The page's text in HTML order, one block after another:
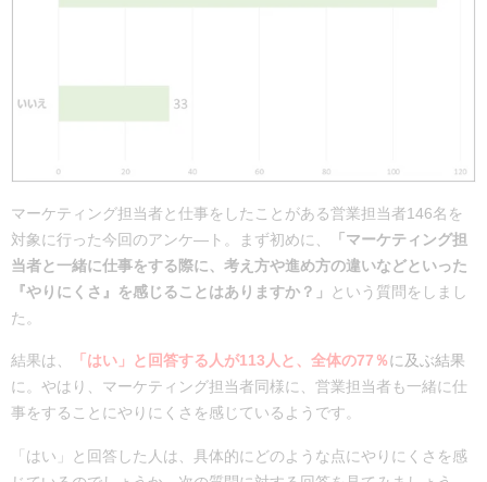
マーケティング担当者と仕事をしたことがある営業担当者146名を
対象に行った今回のアンケ―ト。まず初めに、
「マーケティング担
当者と一緒に仕事をする際に、考え方や進め方の違いなどといった
『やりにくさ』を感じることはありますか？」
という質問をしまし
た。
結果は、 「はい」と回答する人が113人と、全体の77％に及ぶ結果
に。やはり、マーケティング担当者同様に、営業担当者も一緒に仕
事をすることにやりにくさを感じているようです。
「はい」と回答した人は、具体的にどのような点にやりにくさを感